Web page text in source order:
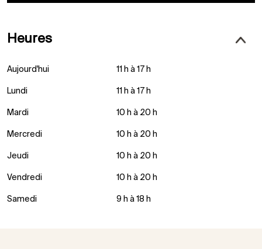
Heures
Aujourd'hui 11 h à 17 h
Lundi 11 h à 17 h
Mardi 10 h à 20 h
Mercredi 10 h à 20 h
Jeudi 10 h à 20 h
Vendredi 10 h à 20 h
Samedi 9 h à 18 h